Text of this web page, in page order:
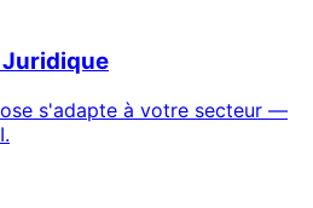
Juridique
s'adapte à votre secteur —